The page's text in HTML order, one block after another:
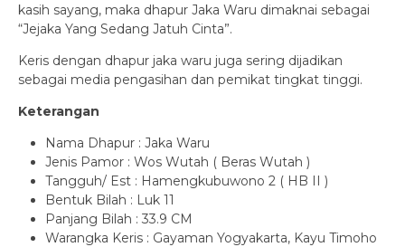
kasih sayang, maka dhapur Jaka Waru dimaknai sebagai
“Jejaka Yang Sedang Jatuh Cinta”.
Keris dengan dhapur jaka waru juga sering dijadikan
sebagai media pengasihan dan pemikat tingkat tinggi.
Keterangan
Nama Dhapur : Jaka Waru
Jenis Pamor : Wos Wutah ( Beras Wutah )
Tangguh/ Est : Hamengkubuwono 2 ( HB II )
Bentuk Bilah : Luk 11
Panjang Bilah : 33.9 CM
Warangka Keris : Gayaman Yogyakarta, Kayu Timoho